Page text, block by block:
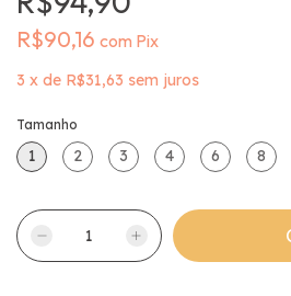
R$90,16 com Pix
3 x de R$31,63 sem juros
Tamanho
1 2 3 4 6 8